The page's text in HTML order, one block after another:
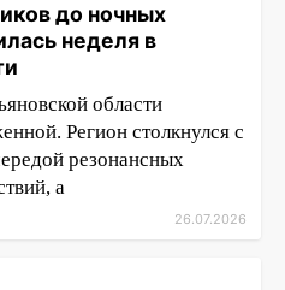
до ночных
неделя в
области
Регион столкнулся с
резонансных
а
26.07.2026